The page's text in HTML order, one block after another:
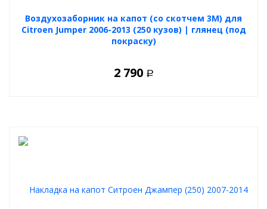
Воздухозаборник на капот (со скотчем 3М) для
Citroen Jumper 2006-2013 (250 кузов) | глянец (под
покраску)
2 790 Р